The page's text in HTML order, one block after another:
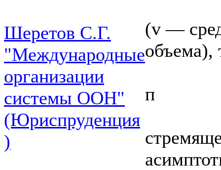
Шеретов С.Г.
"Международные
организации
системы ООН"
(Юриспруденция
)
(v —
объема),
п